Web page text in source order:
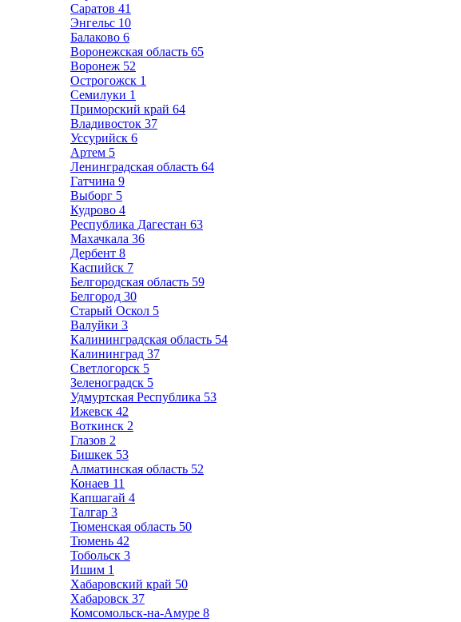
Саратов 41
Энгельс 10
Балаково 6
Воронежская область 65
Воронеж 52
Острогожск 1
Семилуки 1
Приморский край 64
Владивосток 37
Уссурийск 6
Артем 5
Ленинградская область 64
Гатчина 9
Выборг 5
Кудрово 4
Республика Дагестан 63
Махачкала 36
Дербент 8
Каспийск 7
Белгородская область 59
Белгород 30
Старый Оскол 5
Валуйки 3
Калининградская область 54
Калининград 37
Светлогорск 5
Зеленоградск 5
Удмуртская Республика 53
Ижевск 42
Воткинск 2
Глазов 2
Бишкек 53
Алматинская область 52
Конаев 11
Капшагай 4
Талгар 3
Тюменская область 50
Тюмень 42
Тобольск 3
Ишим 1
Хабаровский край 50
Хабаровск 37
Комсомольск-на-Амуре 8